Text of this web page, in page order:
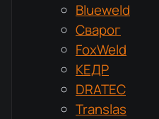
Blueweld
Сварог
FoxWeld
КЕДР
DRATEC
Translas